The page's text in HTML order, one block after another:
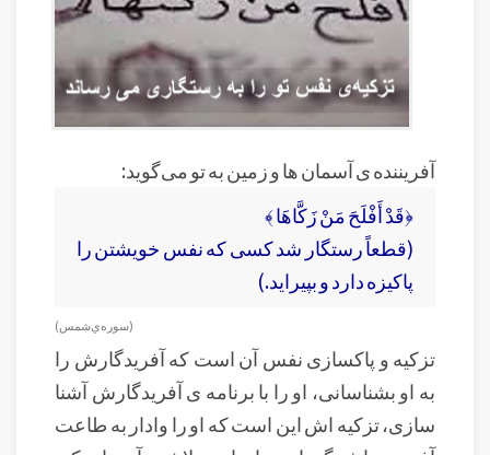
آفریننده ی آسمان ها و زمین به تو می‌گوید:
﴿قَدْ أَفْلَحَ مَنْ زَكَّاهَا ﴾
(قطعاً رستگار شد کسی كه نفس خويشتن را
پاكيزه دارد و بپيرايد.)
(سوره‌ي شمس )
تزکیه و پاکسازی نفس آن است که آفریدگارش را
به او بشناسانی، او را با برنامه ی آفریدگارش آشنا
سازی، تزکیه اش این است که او را وادار به طاعت